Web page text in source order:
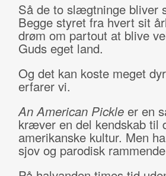
Så de to slægtninge bliver
Begge styret fra hvert sit
drøm om partout at blive
Guds eget land.
Og det kan koste meget
erfarer vi.
An American Pickleer en
kræver en del kendskab til
amerikanske kultur. Men
sjov og parodisk